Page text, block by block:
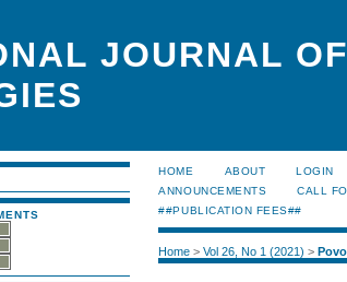
JOURNAL
HOME ABOUT LOGIN
ANNOUNCEMENTS
CALL
##PUBLICATION FEES##
Home >Vol 26, No 1 (2021) >